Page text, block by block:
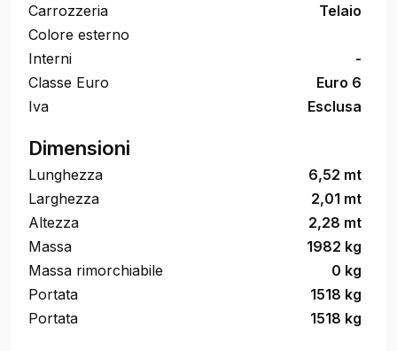
Carrozzeria
Telaio
Colore esterno
Interni
-
Classe Euro
Euro 6
Iva
Esclusa
Dimensioni
Lunghezza
6,52 mt
Larghezza
2,01 mt
Altezza
2,28 mt
Massa
1982 kg
Massa rimorchiabile
0 kg
Portata
1518 kg
Portata
1518 kg